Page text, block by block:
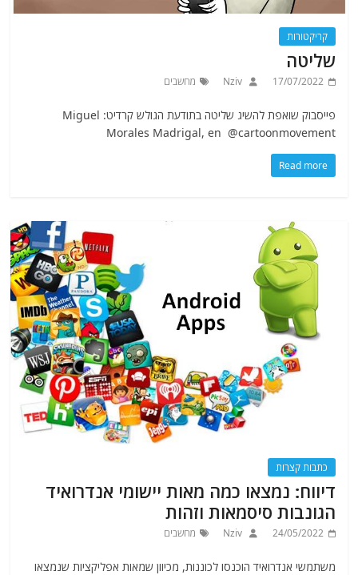
קריקטורות
שליטה
17/07/2022
Nziv מחשבים
פייסבוק שואפת להשיג שליטה בתודעת הגולש קרדיט: Miguel
Morales Madrigal, en @cartoonmovement
Read more
כתבות קצרות
דיווח: נמצאו כמה מאות יישומי אנדרואיד
הגונבות סיסמאות וזהות
24/05/2022
Nziv מחשבים
משתמשי אנדרואיד הוכנסו לכוננות, מכיוון שמאות אפליקציות שנמצאו